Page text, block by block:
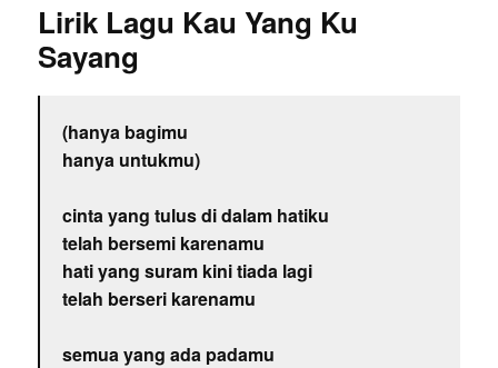
Lirik Lagu Kau Yang Ku
Sayang
(hanya bagimu
hanya untukmu)
cinta yang tulus di dalam hatiku
telah bersemi karenamu
hati yang suram kini tiada lagi
telah berseri karenamu
semua yang ada padamu